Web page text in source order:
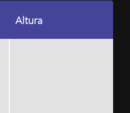
Altura